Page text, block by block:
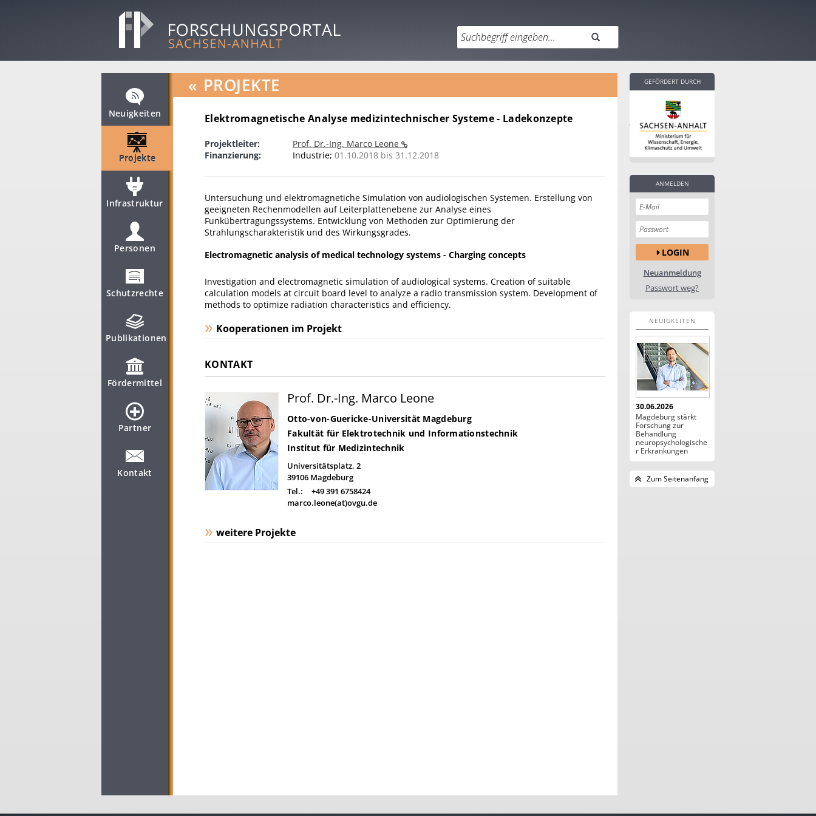
Neuigkeiten
Projekte
Infrastruktur
Personen
Schutzrechte
Publikationen
Fördermittel
Partner
Kontakt
« PROJEKTE
Elektromagnetische Analyse medizintechnischer Systeme - Ladekonzepte
Projektleiter:
Prof. Dr.-Ing. Marco Leone
Finanzierung:
Industrie; 01.10.2018 bis 31.12.2018
Untersuchung und elektromagnetiche Simulation von audiologischen Systemen. Erstellung von
geeigneten Rechenmodellen auf Leiterplattenebene zur Analyse eines
Funkübertragungssystems. Entwicklung von Methoden zur Optimierung der
Strahlungscharakteristik und des Wirkungsgrades.
Electromagnetic analysis of medical technology systems - Charging concepts
Investigation and electromagnetic simulation of audiological systems. Creation of suitable
calculation models at circuit board level to analyze a radio transmission system. Development of
methods to optimize radiation characteristics and efficiency.
Kooperationen im Projekt
KONTAKT
Prof. Dr.-Ing. Marco Leone
Otto-von-Guericke-Universität Magdeburg
Fakultät für Elektrotechnik und Informationstechnik
Institut für Medizintechnik
Universitätsplatz, 2
39106 Magdeburg
Tel.:
+49 391 6758424
marco.leone(at)ovgu.de
weitere Projekte
GEFÖRDERT DURCH
ANMELDEN
LOGIN
Neuanmeldung
Passwort weg?
NEUIGKEITEN
30.06.2026
Magdeburg stärkt
Forschung zur
Behandlung
neuropsychologische
r Erkrankungen
Zum Seitenanfang